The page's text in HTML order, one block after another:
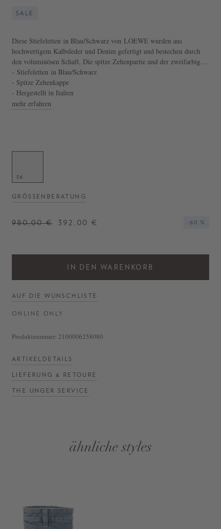
SALE
Diese Stiefeletten in Blau/Schwarz von LOEWE wurden aus
hochwertigem Kalbsleder und Denim gefertigt und bestechen durch
den voluminösen Schaft. Die spitze Zehenpartie und der zweifarbige
Denim-Einsatz zeichnen dieses Modell aus.
- Stiefeletten in Blau/Schwarz
- Spitze Zehenkappe
- Hergestellt in Italien
mehr erfahren
36
GRÖSSENBERATUNG
980,00 € 392,00 € -60 %
IN DEN WARENKORB
AUF DIE WUNSCHLISTE
ONLINE ONLY
Produktnummer: 2100006258080
ARTIKELDETAILS
LIEFERUNG & RETOURE
THE UNGER SERVICE
ähnliche styles